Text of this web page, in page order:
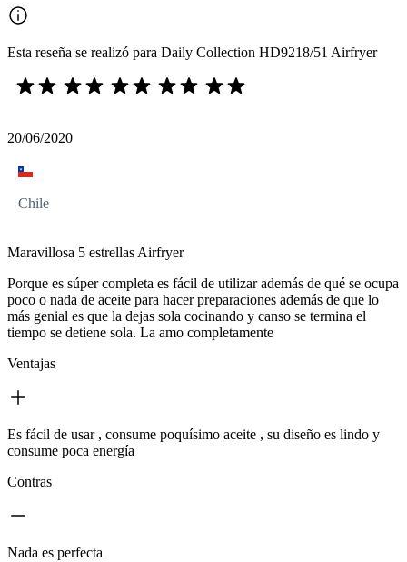
Esta reseña se realizó para Daily Collection HD9218/51 Airfryer
20/06/2020
Chile
Maravillosa 5 estrellas Airfryer
Porque es súper completa es fácil de utilizar además de qué se ocupa
poco o nada de aceite para hacer preparaciones además de que lo
más genial es que la dejas sola cocinando y canso se termina el
tiempo se detiene sola. La amo completamente
Ventajas
Es fácil de usar , consume poquísimo aceite , su diseño es lindo y
consume poca energía
Contras
Nada es perfecta